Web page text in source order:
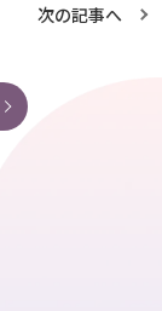
次の記事へ